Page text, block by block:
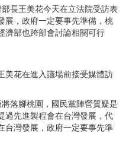
長王美花今天在立法院受訪表
展，政府一定要事先準備，桃
濟部也跨部會討論相關可行
美花在進入議場前接受媒體訪
落腳桃園，國民黨陣營質疑是
過先進製程會在台灣發展，代
台灣發展，政府一定要事先準